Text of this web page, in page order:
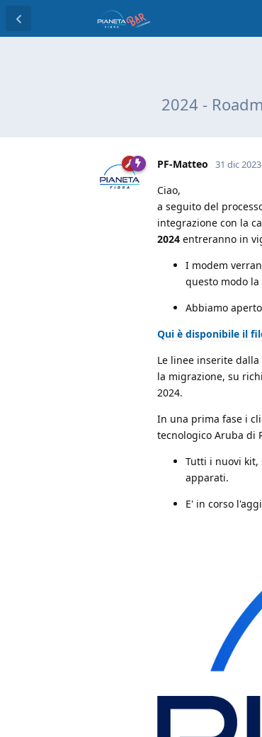
2024 -
PF-Matteo 31 dic 2023
Ciao,
a seguito del
integrazione con la
2024 entreranno in
I modem
questo modo
Abbiamo
Qui è disponibile il
Le linee inserite
la migrazione, su
2024.
In una prima fase i
tecnologico Aruba di
Tutti i nuovi kit,
apparati.
E' in corso